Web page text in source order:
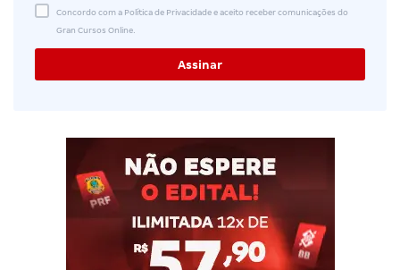
Concordo com a Política de Privacidade e aceito receber comunicações do
Gran Cursos Online.